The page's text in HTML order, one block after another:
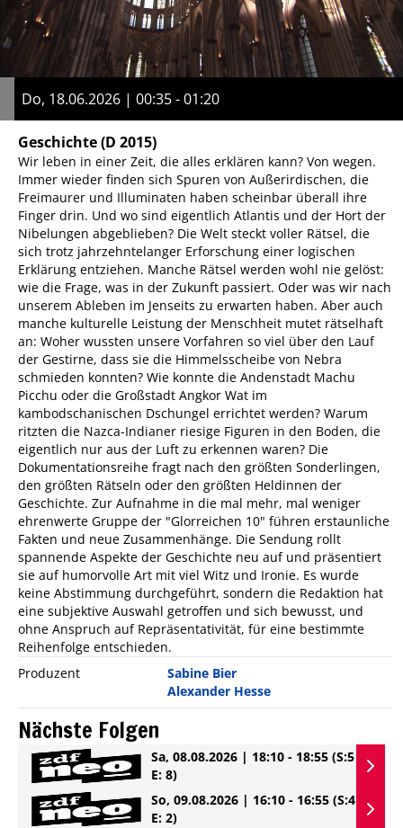
Do, 18.06.2026 | 00:35 - 01:20
Geschichte(D 2015)
Wir leben in einer Zeit, die alles erklären kann? Von wegen.
Immer wieder finden sich Spuren von Außerirdischen, die
Freimaurer und Illuminaten haben scheinbar überall ihre
Finger drin. Und wo sind eigentlich Atlantis und der Hort der
Nibelungen abgeblieben? Die Welt steckt voller Rätsel, die
sich trotz jahrzehntelanger Erforschung einer logischen
Erklärung entziehen. Manche Rätsel werden wohl nie gelöst:
wie die Frage, was in der Zukunft passiert. Oder was wir nach
unserem Ableben im Jenseits zu erwarten haben. Aber auch
manche kulturelle Leistung der Menschheit mutet rätselhaft
an: Woher wussten unsere Vorfahren so viel über den Lauf
der Gestirne, dass sie die Himmelsscheibe von Nebra
schmieden konnten? Wie konnte die Andenstadt Machu
Picchu oder die Großstadt Angkor Wat im
kambodschanischen Dschungel errichtet werden? Warum
ritzten die Nazca-Indianer riesige Figuren in den Boden, die
eigentlich nur aus der Luft zu erkennen waren? Die
Dokumentationsreihe fragt nach den größten Sonderlingen,
den größten Rätseln oder den größten Heldinnen der
Geschichte. Zur Aufnahme in die mal mehr, mal weniger
ehrenwerte Gruppe der "Glorreichen 10" führen erstaunliche
Fakten und neue Zusammenhänge. Die Sendung rollt
spannende Aspekte der Geschichte neu auf und präsentiert
sie auf humorvolle Art mit viel Witz und Ironie. Es wurde
keine Abstimmung durchgeführt, sondern die Redaktion hat
eine subjektive Auswahl getroffen und sich bewusst, und
ohne Anspruch auf Repräsentativität, für eine bestimmte
Reihenfolge entschieden.
Produzent
Sabine Bier
Alexander Hesse
Nächste Folgen
Sa, 08.08.2026 | 18:10 - 18:55 (S:5
E: 8)
So, 09.08.2026 | 16:10 - 16:55 (S:4
E: 2)